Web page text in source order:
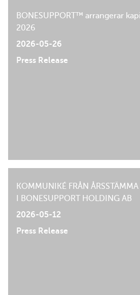
BONESUPPORT™ arrangerar
2026
2026-05-26
Press Release
KOMMUNIKÉ FRÅN
I BONESUPPORT HOLDING AB
2026-05-12
Press Release